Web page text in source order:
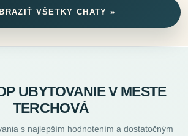
VŠETKY CHATY »
UBYTOVANIE V MESTE
TERCHOVÁ
s najlepším hodnotením a dostatočným